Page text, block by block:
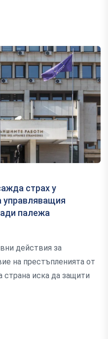
страх у
управляващия
палежа
действия за
на престъпленията от
страна иска да защити